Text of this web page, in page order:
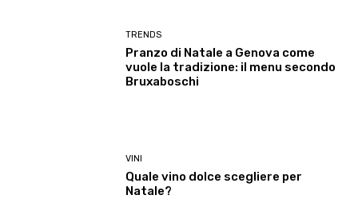
TRENDS
Pranzo di Natale a Genova come
vuole la tradizione: il menu secondo
Bruxaboschi
VINI
Quale vino dolce scegliere per
Natale?